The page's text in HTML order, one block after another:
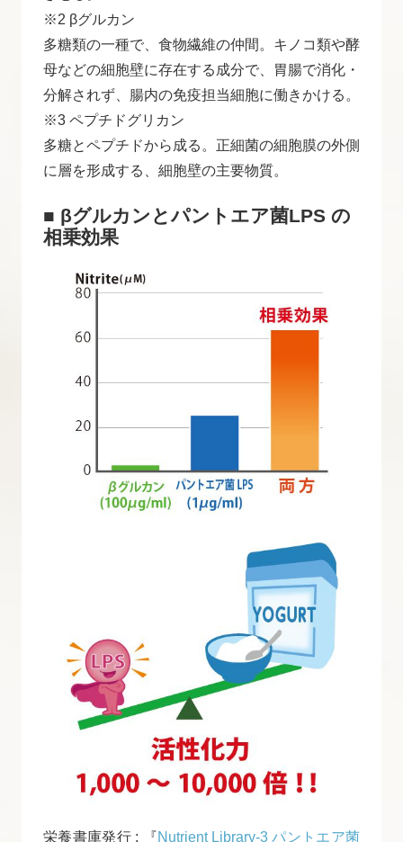
※2 βグルカン
多糖類の一種で、食物繊維の仲間。キノコ類や酵
母などの細胞壁に存在する成分で、胃腸で消化・
分解されず、腸内の免疫担当細胞に働きかける。
※3 ペプチドグリカン
多糖とペプチドから成る。正細菌の細胞膜の外側
に層を形成する、細胞壁の主要物質。
■ βグルカンとパントエア菌LPS の
相乗効果
栄養書庫発行 : 『Nutrient Library-3 パントエア菌